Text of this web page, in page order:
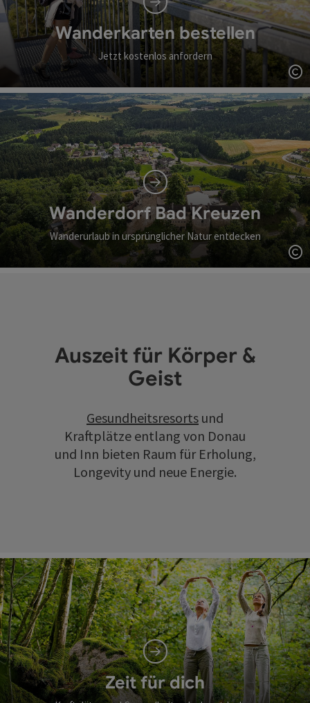
Wanderkarten bestellen
Jetzt kostenlos anfordern
Wanderdorf Bad Kreuzen
Wanderurlaub in ursprünglicher Natur entdecken
Auszeit für Körper &
Geist
Gesundheitsresorts und
Kraftplätze entlang von Donau
und Inn bieten Raum für Erholung,
Longevity und neue Energie.
Zeit für dich